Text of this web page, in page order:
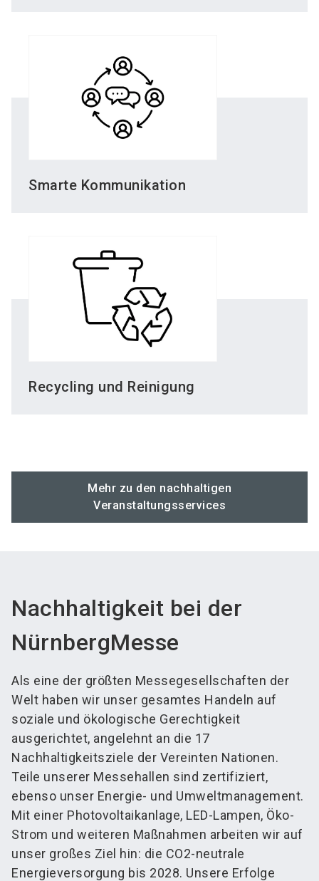
Smarte Kommunikation
Recycling und Reinigung
Mehr zu den nachhaltigen
Veranstaltungsservices
Nachhaltigkeit bei der
NürnbergMesse
Als eine der größten Messegesellschaften der
Welt haben wir unser gesamtes Handeln auf
soziale und ökologische Gerechtigkeit
ausgerichtet, angelehnt an die 17
Nachhaltigkeitsziele der Vereinten Nationen.
Teile unserer Messehallen sind zertifiziert,
ebenso unser Energie- und Umweltmanagement.
Mit einer Photovoltaikanlage, LED-Lampen, Öko-
Strom und weiteren Maßnahmen arbeiten wir auf
unser großes Ziel hin: die CO2-neutrale
Energieversorgung bis 2028. Unsere Erfolge